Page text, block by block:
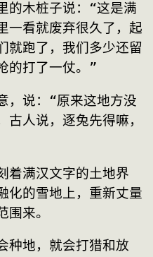
的木桩子说：“这是满
一看就废弃很久了，起
就跑了，我们多少还留
的打了一仗。”
说：“原来这地方没
古人说，逐兔先得嘛，
满汉文字的土地界
化的雪地上，重新丈量
围来。
地，就会打猎和放